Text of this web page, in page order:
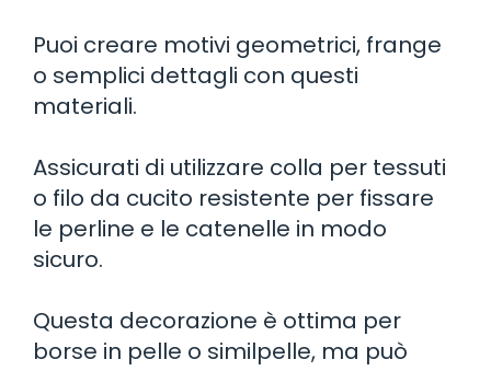
Puoi creare motivi geometrici, frange
o semplici dettagli con questi
materiali.
Assicurati di utilizzare colla per tessuti
o filo da cucito resistente per fissare
le perline e le catenelle in modo
sicuro.
Questa decorazione è ottima per
borse in pelle o similpelle, ma può